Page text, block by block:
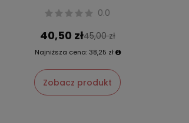
0.0
40,50 zł45,00 zł
Najniższa cena: 38,25 zł
Zobacz produkt